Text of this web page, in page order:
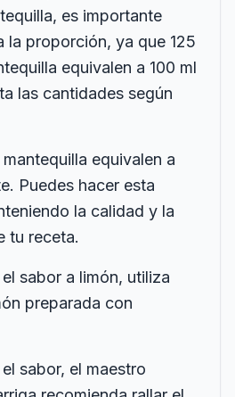
es importante
la proporción, ya que 125
equivalen a 100 ml
las cantidades según
equivalen a
Puedes hacer esta
la calidad y la
tu receta.
sabor a limón, utiliza
preparada con
sabor, el maestro